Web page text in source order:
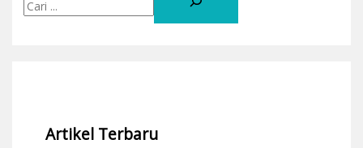
Artikel Terbaru